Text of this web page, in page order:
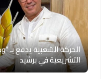
الحركة الشعبية يدفع بـ
التشريعية في برشيد